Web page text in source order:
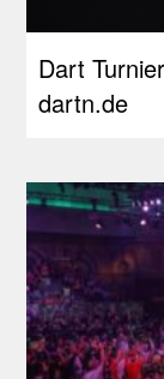
Dart
dartn.de